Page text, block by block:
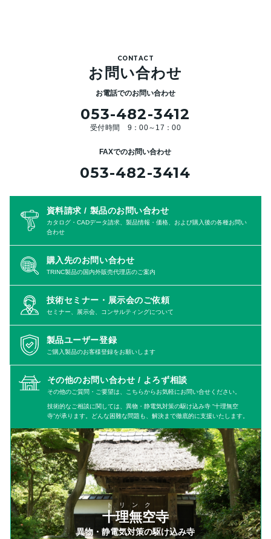
CONTACT
お問い合わせ
お電話でのお問い合わせ
053-482-3412
受付時間 9：00～17：00
FAXでのお問い合わせ
053-482-3414
資料請求 / 製品のお問い合わせ
カタログ・CADデータ請求、製品情報・価格、および購入後の各種お問い
合わせ
購入先のお問い合わせ
TRINC製品の国内外販売代理店のご案内
技術セミナー・展示会のご依頼
セミナー、展示会、コンサルティングについて
製品ユーザー登録
ご購入製品のお客様登録をお願いします
その他のお問い合わせ / よろず相談
その他のご質問・ご要望は、こちらからお気軽にお問い合せください。
技術的なご相談に関しては、異物・静電気対策の駆け込み寺 “十理無空
寺”が承ります。どんな困難な問題も、解決まで徹底的に支援いたします。
十理無空寺
トリンク
異物・静電気対策の駆け込み寺